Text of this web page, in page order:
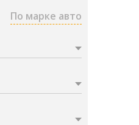
По марке авто